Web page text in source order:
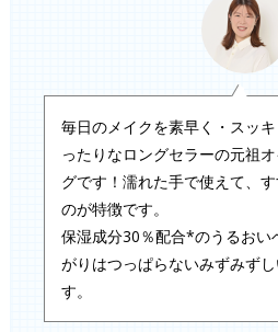
毎日のメイクを素早く・スッ
ったりなロングセラーの元祖
グです！濡れた手で使えて、
のが特徴です。
保湿成分30％配合*のうるおい
がりはつっぱらないみずみず
す。